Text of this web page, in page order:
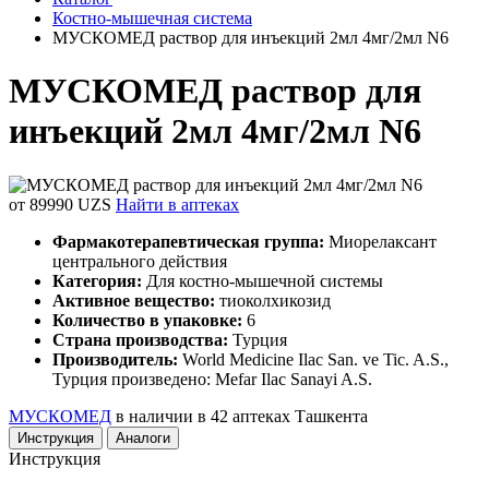
Костно-мышечная система
МУСКОМЕД раствор для инъекций 2мл 4мг/2мл N6
МУСКОМЕД раствор для
инъекций 2мл 4мг/2мл N6
от 89990 UZS Найти в аптеках
Фармакотерапевтическая группа: Миорелаксант
центрального действия
Категория: Для костно-мышечной системы
Активное вещество: тиоколхикозид
Количество в упаковке: 6
Страна производства: Турция
Производитель: World Medicine Ilac San. ve Tic. A.S.,
Турция произведено: Mefar Ilac Sanayi A.S.
МУСКОМЕД в наличии в 42 аптеках Ташкента
Инструкция Аналоги
Инструкция